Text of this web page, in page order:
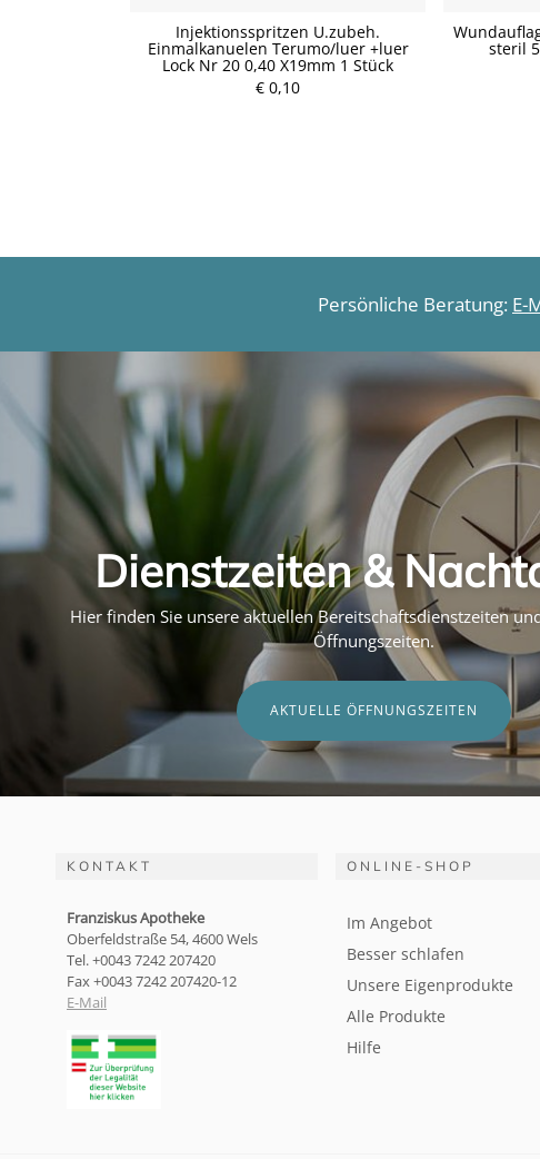
Injektionsspritzen U.zubeh.
Einmalkanuelen Terumo/luer +luer
Lock Nr 20 0,40 X19mm 1 Stück
€ 0,10
steril
P
r
Persönliche Beratung: E-
Dienstzeiten &
Hier finden Sie unsere aktuellen Bereitschaftsdienstzeiten
Öffnungszeiten.
AKTUELLE ÖFFNUNGSZEITEN
KONTAKT
Franziskus Apotheke
Oberfeldstraße 54, 4600 Wels
Tel. +0043 7242 207420
Fax +0043 7242 207420-12
E-Mail
ONLINE-SHOP
Im Angebot
Besser schlafen
Unsere Eigenprodukte
Alle Produkte
Hilfe